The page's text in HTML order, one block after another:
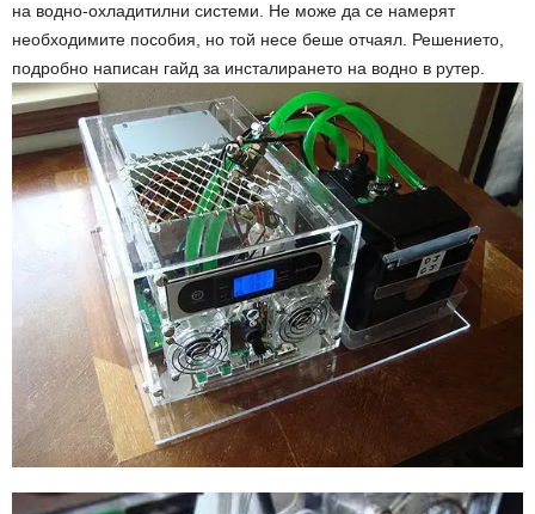
на водно-охладитилни системи. Не може да се намерят
необходимите пособия, но той несе беше отчаял. Решението,
подробно написан гайд за инсталирането на водно в рутер.